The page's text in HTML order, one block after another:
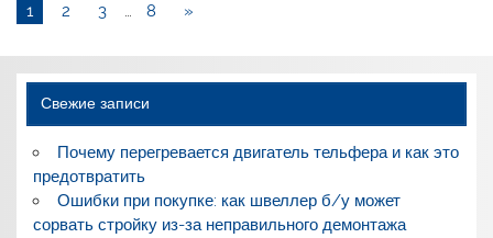
1 2 3 … 8 »
Свежие записи
Почему перегревается двигатель тельфера и как это
предотвратить
Ошибки при покупке: как швеллер б/у может
сорвать стройку из-за неправильного демонтажа